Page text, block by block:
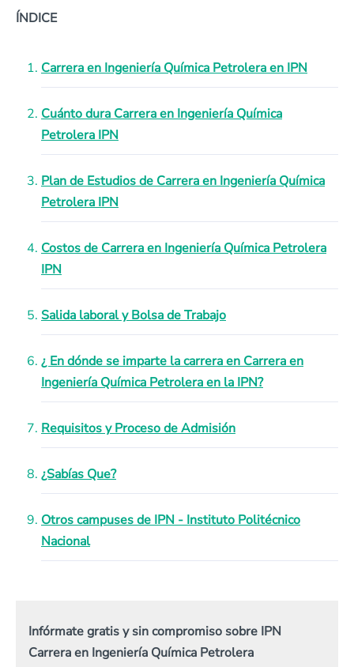
ÍNDICE
Carrera en Ingeniería Química Petrolera en IPN
Cuánto dura Carrera en Ingeniería Química
Petrolera IPN
Plan de Estudios de Carrera en Ingeniería Química
Petrolera IPN
Costos de Carrera en Ingeniería Química Petrolera
IPN
Salida laboral y Bolsa de Trabajo
¿ En dónde se imparte la carrera en Carrera en
Ingeniería Química Petrolera en la IPN?
Requisitos y Proceso de Admisión
¿Sabías Que?
Otros campuses de IPN - Instituto Politécnico
Nacional
Infórmate gratis y sin compromiso sobre IPN
Carrera en Ingeniería Química Petrolera